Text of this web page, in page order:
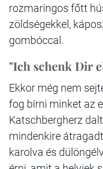
rozmaringos főtt
zöldségekkel,
gombóccal.
"Ich schenk Dir
Ekkor még nem
fog bírni minket az
Katschbergherz
mindenkire
karolva és